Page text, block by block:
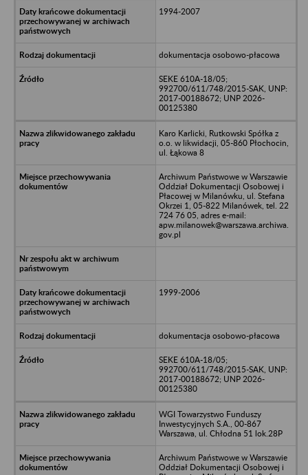
1994-2007
dokumentacja osobowo-płacowa
SEKE 610A-18/05;
992700/611/748/2015-SAK, UNP:
2017-00188672; UNP 2026-
00125380
Karo Karlicki, Rutkowski Spółka z
o.o. w likwidacji, 05-860 Płochocin,
ul. Łąkowa 8
Archiwum Państwowe w Warszawie
Oddział Dokumentacji Osobowej i
Płacowej w Milanówku, ul. Stefana
Okrzei 1, 05-822 Milanówek, tel. 22
724 76 05, adres e-mail:
apw.milanowek@warszawa.archiwa.
gov.pl
1999-2006
dokumentacja osobowo-płacowa
SEKE 610A-18/05;
992700/611/748/2015-SAK, UNP:
2017-00188672; UNP 2026-
00125380
WGI Towarzystwo Funduszy
Inwestycyjnych S.A., 00-867
Warszawa, ul. Chłodna 51 lok.28P
Archiwum Państwowe w Warszawie
Oddział Dokumentacji Osobowej i